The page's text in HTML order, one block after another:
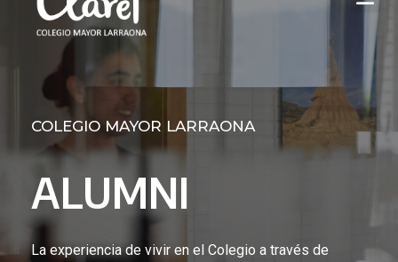
COLEGIO MAYOR LARRAONA
ALUMNI
La experiencia de vivir en el Colegio a través de